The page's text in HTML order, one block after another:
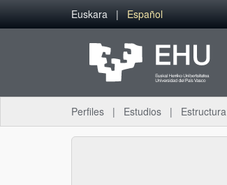
Saltar al contenido principal
Euskara Español
Perfiles Estudios Estructura